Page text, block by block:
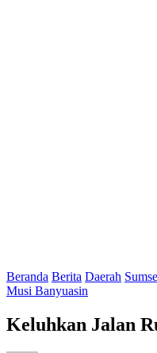
Beranda Berita Daerah
Musi Banyuasin
Keluhkan Jalan